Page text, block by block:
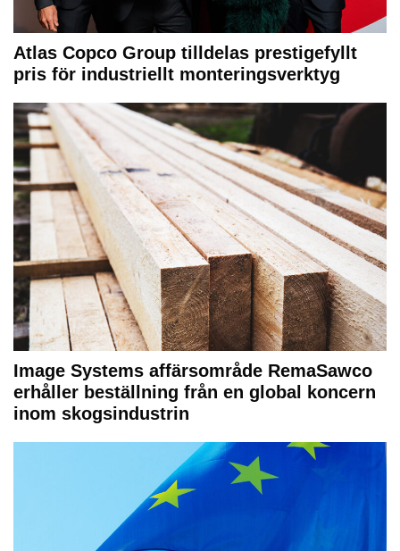
Atlas Copco Group tilldelas prestigefyllt
pris för industriellt monteringsverktyg
Image Systems affärsområde RemaSawco
erhåller beställning från en global koncern
inom skogsindustrin